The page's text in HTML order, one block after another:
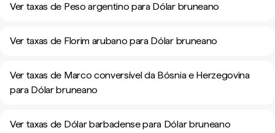
Ver taxas de Peso argentino para Dólar bruneano
Ver taxas de Florim arubano para Dólar bruneano
Ver taxas de Marco conversível da Bósnia e Herzegovina
para Dólar bruneano
Ver taxas de Dólar barbadense para Dólar bruneano